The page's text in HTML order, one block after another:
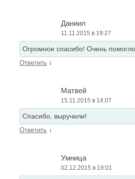
Даниил
11.11.2015 в 19:27
Огромное спасибо! Очень
Ответить ↓
Матвей
15.11.2015 в 14:07
Спасибо, выручили!
Ответить ↓
Умница
02.12.2015 в 19:01